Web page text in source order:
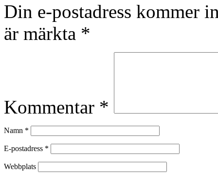
Din e-postadress kommer
är märkta *
Kommentar *
Namn *
E-postadress *
Webbplats